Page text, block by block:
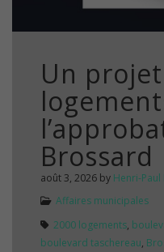
Un
Brossard
août 3, 2026 by Henri-Paul
Affaires municipales
2000 logements,
boulevard taschereau,